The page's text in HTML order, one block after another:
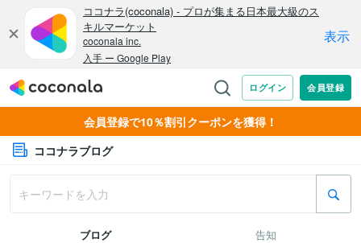
会員登録で10％割引クーポンを獲得！
ココナラブログ
ブログ 告知